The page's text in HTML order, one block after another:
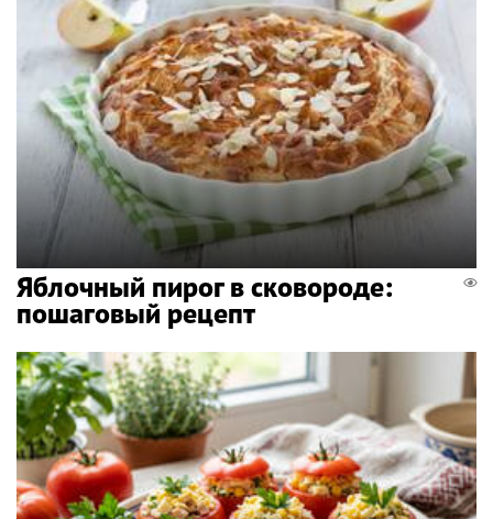
Яблочный пирог в сковороде:
пошаговый рецепт